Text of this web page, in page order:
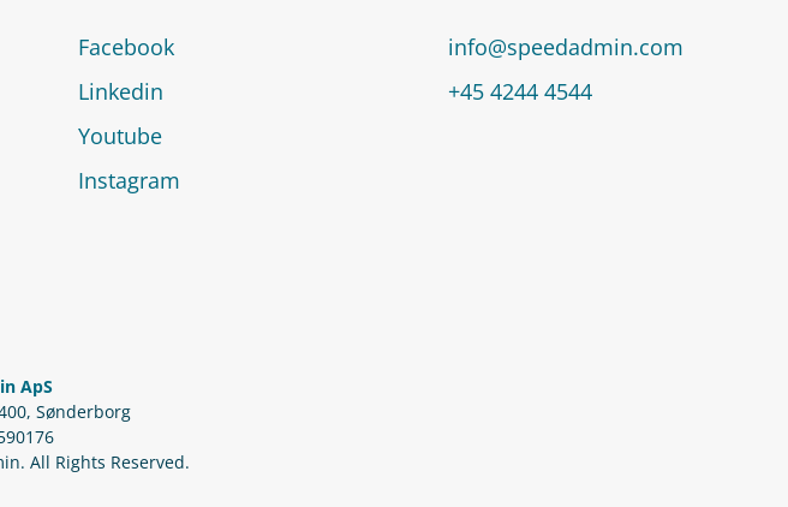
Facebook
Linkedin
Youtube
Instagram
info@speedadmin.com
+45 4244 4544
ApS
Sønderborg
All Rights Reserved.